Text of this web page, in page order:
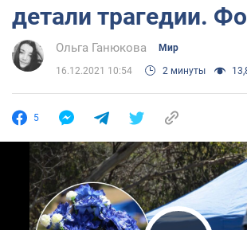
детали трагедии.
Ольга Ганюкова Мир
16.12.2021 10:54 2 минуты
5